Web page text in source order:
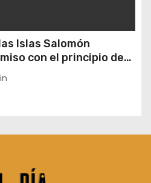
Islas Salomón
con el principio de